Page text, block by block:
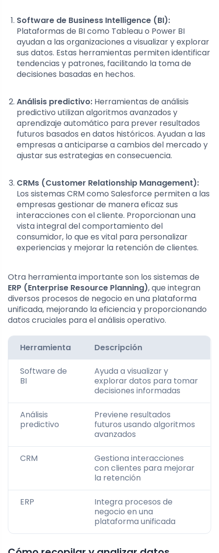
Software de Business Intelligence (BI):
Plataformas de BI como Tableau o Power BI
ayudan a las organizaciones a visualizar y explorar
sus datos. Estas herramientas permiten identificar
tendencias y patrones, facilitando la toma de
decisiones basadas en hechos.
Análisis predictivo: Herramientas de análisis
predictivo utilizan algoritmos avanzados y
aprendizaje automático para prever resultados
futuros basados en datos históricos. Ayudan a las
empresas a anticiparse a cambios del mercado y
ajustar sus estrategias en consecuencia.
CRMs (Customer Relationship Management):
Los sistemas CRM como Salesforce permiten a las
empresas gestionar de manera eficaz sus
interacciones con el cliente. Proporcionan una
vista integral del comportamiento del
consumidor, lo que es vital para personalizar
experiencias y mejorar la retención de clientes.
Otra herramienta importante son los sistemas de
ERP (Enterprise Resource Planning), que integran
diversos procesos de negocio en una plataforma
unificada, mejorando la eficiencia y proporcionando
datos cruciales para el análisis operativo.
Herramienta Descripción
Software de
BI
Ayuda a visualizar y
explorar datos para tomar
decisiones informadas
Análisis
predictivo
Previene resultados
futuros usando algoritmos
avanzados
CRM
Gestiona interacciones
con clientes para mejorar
la retención
ERP
Integra procesos de
negocio en una
plataforma unificada